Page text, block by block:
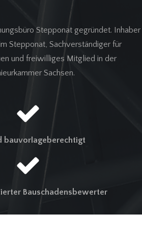
Stepponat gegründet. Inhaber
Stepponat, Sachverständiger für
und freiwilliges Mitglied in der
Sachsen.
bauvorlageberechtigt
Bauschadensbewerter